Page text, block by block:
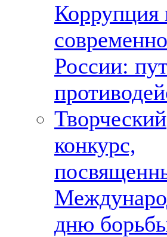
Коррупция
России:
Творческий
конкурс,
дню